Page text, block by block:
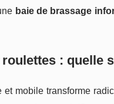
baie de brassage
: quelle
et mobile transforme